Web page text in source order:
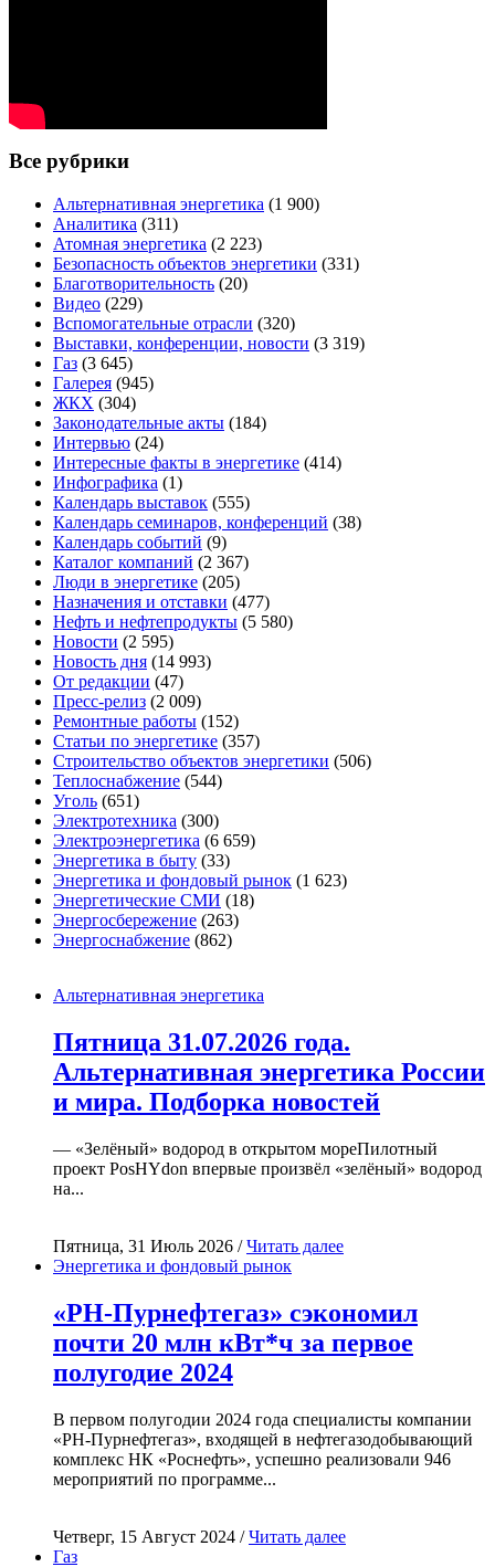
Все рубрики
Альтернативная энергетика (1 900)
Аналитика (311)
Атомная энергетика (2 223)
Безопасность объектов энергетики (331)
Благотворительность (20)
Видео (229)
Вспомогательные отрасли (320)
Выставки, конференции, новости (3 319)
Газ (3 645)
Галерея (945)
ЖКХ (304)
Законодательные акты (184)
Интервью (24)
Интересные факты в энергетике (414)
Инфографика (1)
Календарь выставок (555)
Календарь семинаров, конференций (38)
Календарь событий (9)
Каталог компаний (2 367)
Люди в энергетике (205)
Назначения и отставки (477)
Нефть и нефтепродукты (5 580)
Новости (2 595)
Новость дня (14 993)
От редакции (47)
Пресс-релиз (2 009)
Ремонтные работы (152)
Статьи по энергетике (357)
Строительство объектов энергетики (506)
Теплоснабжение (544)
Уголь (651)
Электротехника (300)
Электроэнергетика (6 659)
Энергетика в быту (33)
Энергетика и фондовый рынок (1 623)
Энергетические СМИ (18)
Энергосбережение (263)
Энергоснабжение (862)
Альтернативная энергетика
Пятница 31.07.2026 года.
Альтернативная энергетика России
и мира. Подборка новостей
— «Зелёный» водород в открытом мореПилотный
проект PosHYdon впервые произвёл «зелёный» водород
на...
Пятница, 31 Июль 2026 /Читать далее
Энергетика и фондовый рынок
«РН-Пурнефтегаз» сэкономил
почти 20 млн кВт*ч за первое
полугодие 2024
В первом полугодии 2024 года специалисты компании
«РН-Пурнефтегаз», входящей в нефтегазодобывающий
комплекс НК «Роснефть», успешно реализовали 946
мероприятий по программе...
Четверг, 15 Август 2024 /Читать далее
Газ